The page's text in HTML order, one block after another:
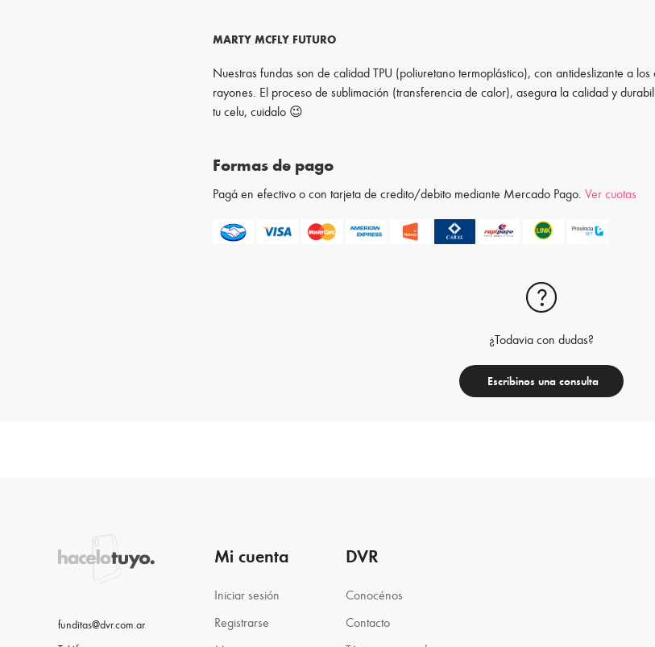
MARTY MCFLY FUTURO
Nuestras fundas son de calidad TPU (poliuretano termoplástico), con antideslizante a
rayones. El proceso de sublimación (transferencia de calor), asegura la calidad y
tu celu, cuidalo 😉
Formas de pago
Pagá en efectivo o con tarjeta de credito/debito mediante Mercado Pago.Ver cuotas
¿Todavia con dudas?
Escribinos una consulta
funditas@dvr.com.ar
Mi cuenta
Iniciar sesión
Registrarse
DVR
Conocénos
Contacto